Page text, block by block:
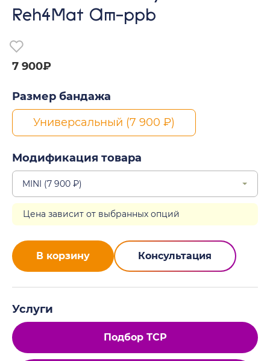
Reh4Mat Am-ppb
7 900₽
Размер бандажа
Универсальный (7 900 ₽)
Модификация товара
Цена зависит от выбранных опций
В корзину Консультация
Услуги
Подбор ТСР